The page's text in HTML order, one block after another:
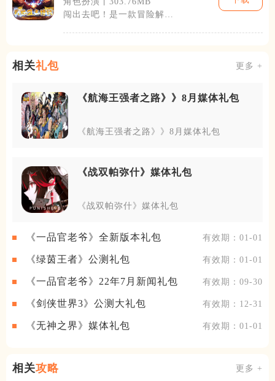
闯出去吧！是一款冒险解谜
相关礼包 更多 +
《航海王强者之路》》8月媒体礼包
《航海王强者之路》》8月媒体礼包
《战双帕弥什》媒体礼包
《战双帕弥什》媒体礼包
《一品官老爷》全新版本礼包 有效期：01-01
《绿茵王者》公测礼包 有效期：01-01
《一品官老爷》22年7月新闻礼包 有效期：09-30
《剑侠世界3》公测大礼包 有效期：12-31
《无神之界》媒体礼包 有效期：01-01
相关攻略 更多 +